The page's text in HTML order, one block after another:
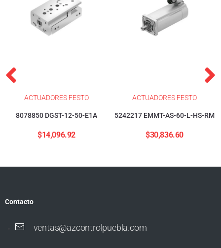
ACTUADORES FESTO
8078850 DGST-12-50-E1A
$14,096.92
ACTUADORES FESTO
5242217 EMMT-AS-60-L-HS-RM
$30,836.60
Contacto
ventas@azcontrolpuebla.com